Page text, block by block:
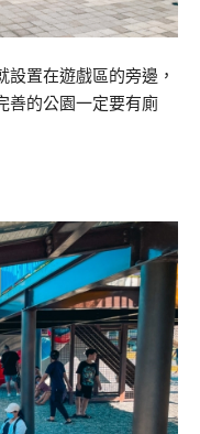
置在遊戲區的旁邊，
善的公園一定要有廁